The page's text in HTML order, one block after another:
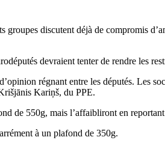
discutent déjà de compromis
devraient tenter de rendre les
régnant entre les députés. Les
Kariņš, du PPE.
de 550g, mais l’affaibliront en
à un plafond de 350g.